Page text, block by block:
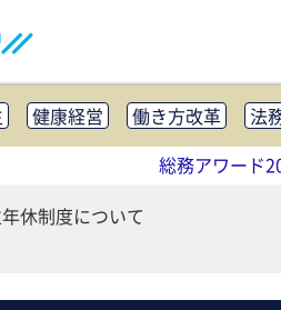
健康経営 働き方改革 法
社外・社内広報 社外・
助成金・補助金・コスト削減
総務アワード
休制度について